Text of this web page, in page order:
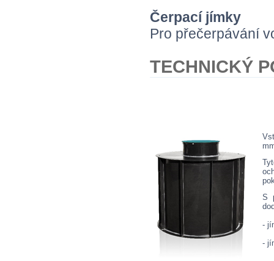
Čerpací jímky
Pro přečerpávání
TECHNICKÝ
S
-
-